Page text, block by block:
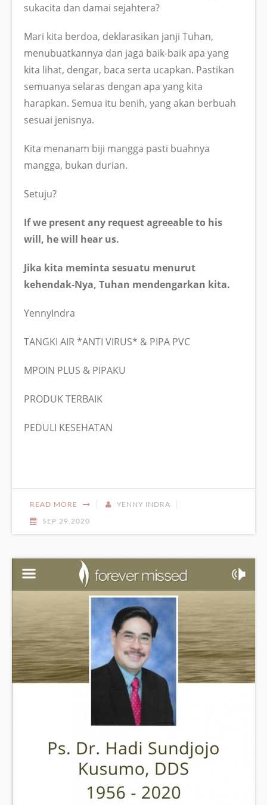
sukacita dan damai sejahtera?
Mari kita berdoa, deklarasikan janji Tuhan,
menubuatkannya dan jaga baik-baik apa yang
kita lihat, dengar, baca serta ucapkan. Pastikan
semuanya selaras dengan apa yang kita
harapkan. Semua itu benih, yang akan berbuah
sesuai jenisnya.
Kita menanam biji mangga pasti buahnya
mangga, bukan durian.
Setuju?
If we present any request agreeable to his
will, he will hear us.
Jika kita meminta sesuatu menurut
kehendak-Nya, Tuhan mendengarkan kita.
YennyIndra
TANGKI AIR *ANTI VIRUS* & PIPA PVC
MPOIN PLUS & PIPAKU
PRODUK TERBAIK
PEDULI KESEHATAN
READ MORE YENNY INDRA
SEP 29,2020